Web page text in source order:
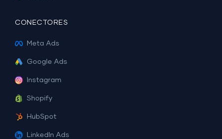
CONECTORES
Meta Ads
Google Ads
Instagram
Shopify
HubSpot
LinkedIn Ads